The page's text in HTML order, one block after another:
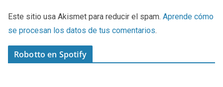
Este sitio usa Akismet para reducir el spam. Aprende cómo
se procesan los datos de tus comentarios.
Robotto en Spotify